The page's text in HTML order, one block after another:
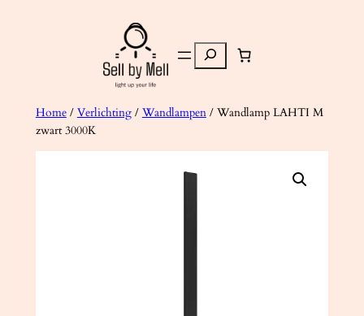
Zoeken
Home/ Verlichting/ Wandlampen/ Wandlamp LAHTI M
zwart 3000K